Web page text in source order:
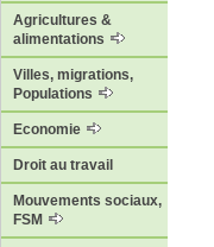
Agricultures &
alimentations
Villes, migrations,
Populations
Economie
Droit au travail
Mouvements sociaux,
FSM